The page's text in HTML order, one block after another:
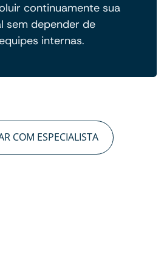
continuamente sua
sem depender de
internas.
COM ESPECIALISTA